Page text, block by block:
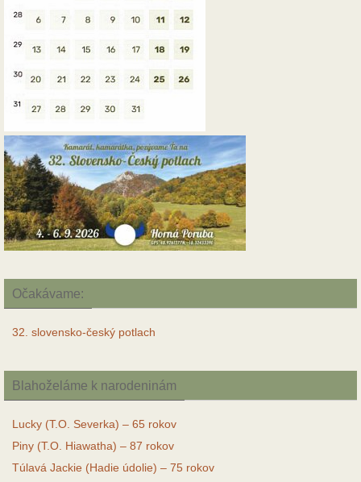
Očakávame:
32. slovensko-český potlach
Blahoželáme k narodeninám
Lucky (T.O. Severka) – 65 rokov
Piny (T.O. Hiawatha) – 87 rokov
Túlavá Jackie (Hadie údolie) – 75 rokov